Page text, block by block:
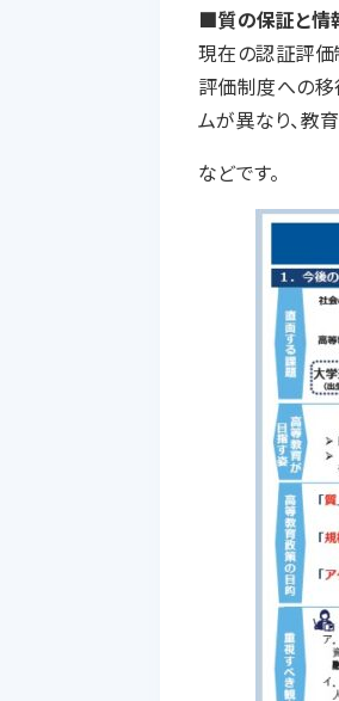
■質の保証と情
現在の認証評価
評価制度への移
ムが異なり、教
などです。